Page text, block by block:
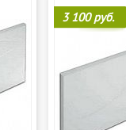
3 100 руб.